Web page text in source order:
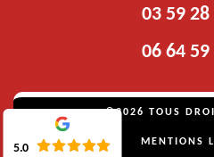
03 59 28
06 64 59
©2026 TOUS
MENTIONS
5.0